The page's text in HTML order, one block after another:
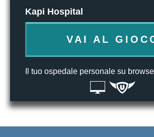
Kapi Hospital
VAI AL
Il tuo ospedale personale su